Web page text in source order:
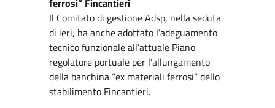
ferrosi” Fincantieri
Il Comitato di gestione Adsp, nella seduta
di ieri, ha anche adottato l’adeguamento
tecnico funzionale all’attuale Piano
regolatore portuale per l’allungamento
della banchina “ex materiali ferrosi” dello
stabilimento Fincantieri.